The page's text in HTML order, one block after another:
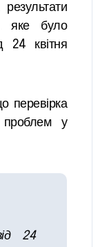
яке було
24 квітня
перевірка
проблем у
24